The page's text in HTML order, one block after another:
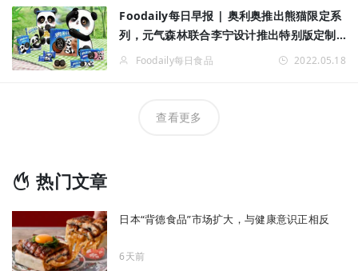
Foodaily每日早报 | 奥利奥推出熊猫限定系
列，元气森林联合李宁设计推出特别版定制
罐气泡水……
Foodaily每日食品 2022.05.18
查看更多
热门文章
日本“背德食品”市场扩大，与健康意识正相反
6天前